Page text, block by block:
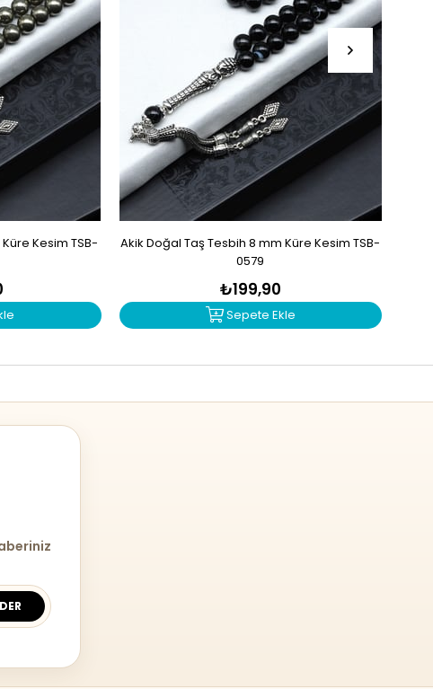
Kesim TSB-
Akik Doğal Taş Tesbih 8 mm Küre Kesim TSB-
0579
₺199,90
Sepete Ekle